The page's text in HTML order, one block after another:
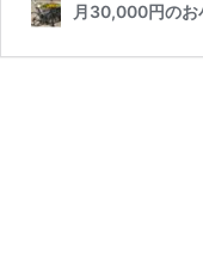
月30,000円のお